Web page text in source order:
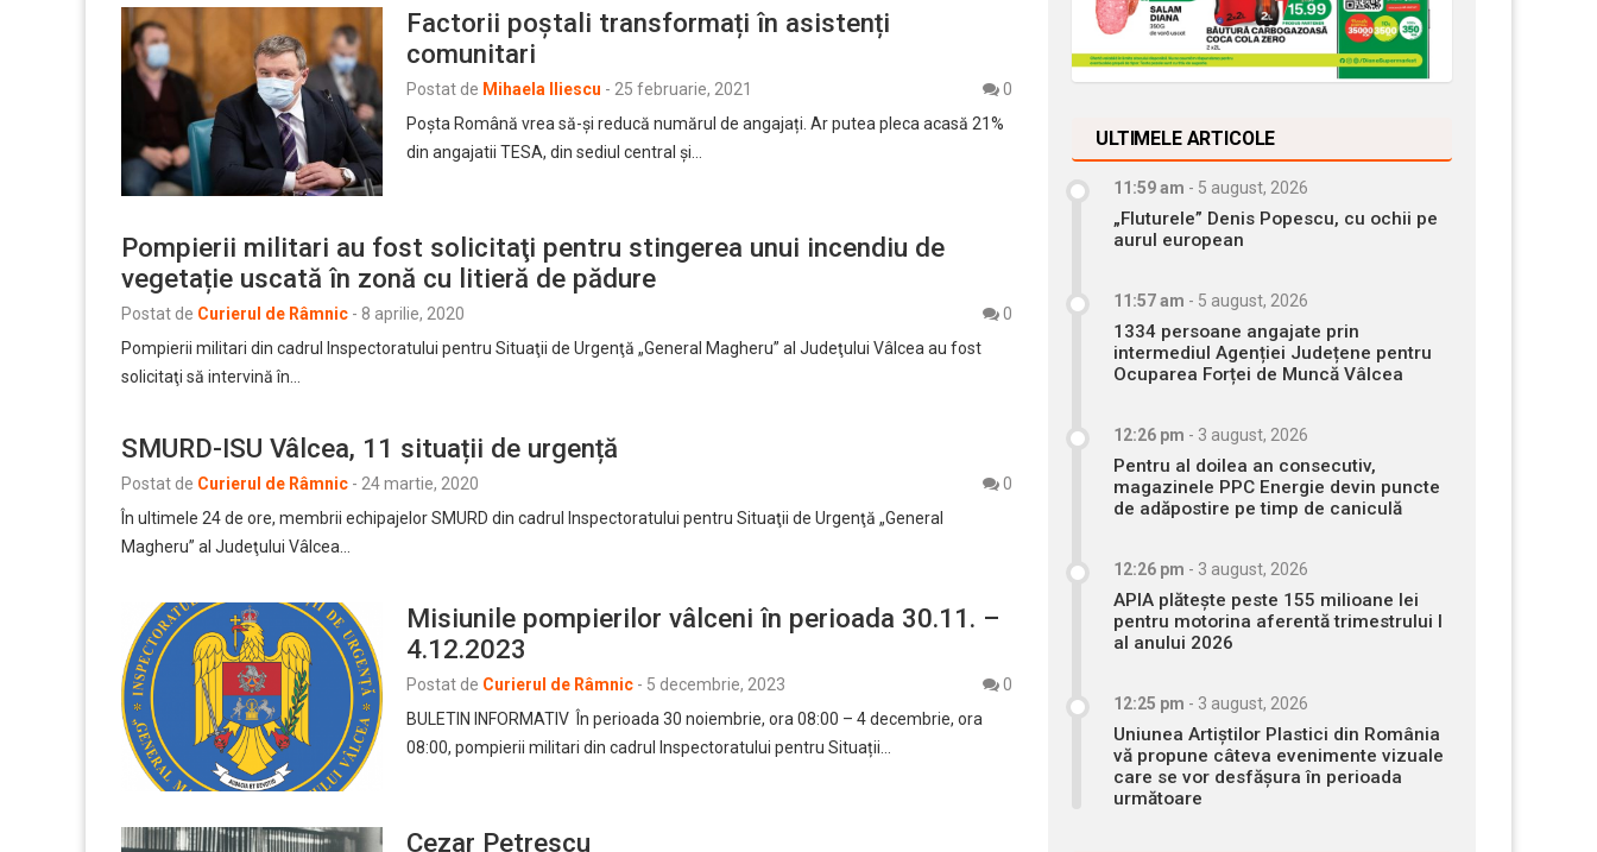
Factorii poștali transformați în asistenți
comunitari
Postat de Mihaela Iliescu - 25 februarie, 2021
0
Poșta Română vrea să-și reducă numărul de angajați. Ar putea pleca acasă 21%
din angajatii TESA, din sediul central și…
Pompierii militari au fost solicitaţi pentru stingerea unui incendiu de
vegetație uscată în zonă cu litieră de pădure
Postat de Curierul de Râmnic - 8 aprilie, 2020
0
Pompierii militari din cadrul Inspectoratului pentru Situaţii de Urgenţă „General Magheru” al Judeţului Vâlcea au fost
solicitaţi să intervină în…
SMURD-ISU Vâlcea, 11 situații de urgență
Postat de Curierul de Râmnic - 24 martie, 2020
0
În ultimele 24 de ore, membrii echipajelor SMURD din cadrul Inspectoratului pentru Situaţii de Urgenţă „General
Magheru” al Judeţului Vâlcea…
Misiunile pompierilor vâlceni în perioada 30.11. –
4.12.2023
Postat de Curierul de Râmnic - 5 decembrie, 2023
0
BULETIN INFORMATIV În perioada 30 noiembrie, ora 08:00 – 4 decembrie, ora
08:00, pompierii militari din cadrul Inspectoratului pentru Situații…
Cezar Petrescu
ULTIMELE ARTICOLE
11:59 am - 5 august, 2026
„Fluturele” Denis Popescu, cu ochii pe
aurul european
11:57 am - 5 august, 2026
1334 persoane angajate prin
intermediul Agenției Județene pentru
Ocuparea Forței de Muncă Vâlcea
12:26 pm - 3 august, 2026
Pentru al doilea an consecutiv,
magazinele PPC Energie devin puncte
de adăpostire pe timp de caniculă
12:26 pm - 3 august, 2026
APIA plătește peste 155 milioane lei
pentru motorina aferentă trimestrului I
al anului 2026
12:25 pm - 3 august, 2026
Uniunea Artiștilor Plastici din România
vă propune câteva evenimente vizuale
care se vor desfășura în perioada
următoare